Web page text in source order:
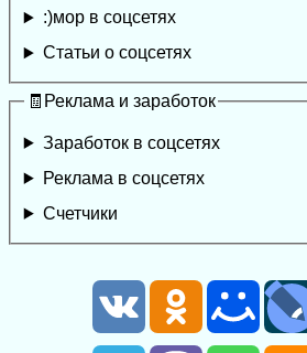
:)мор в соцсетях
Статьи о соцсетях
🧾Реклама и заработок
Заработок в соцсетях
Реклама в соцсетях
Счетчики